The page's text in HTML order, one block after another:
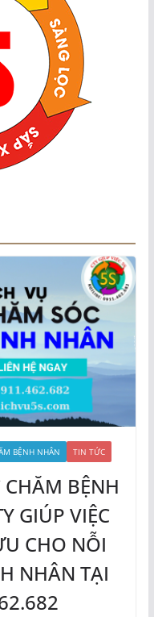
BỆNH NHÂN TIN TỨC
CHĂM BỆNH
GIÚP VIỆC
CHO NỖI
NHÂN TẠI